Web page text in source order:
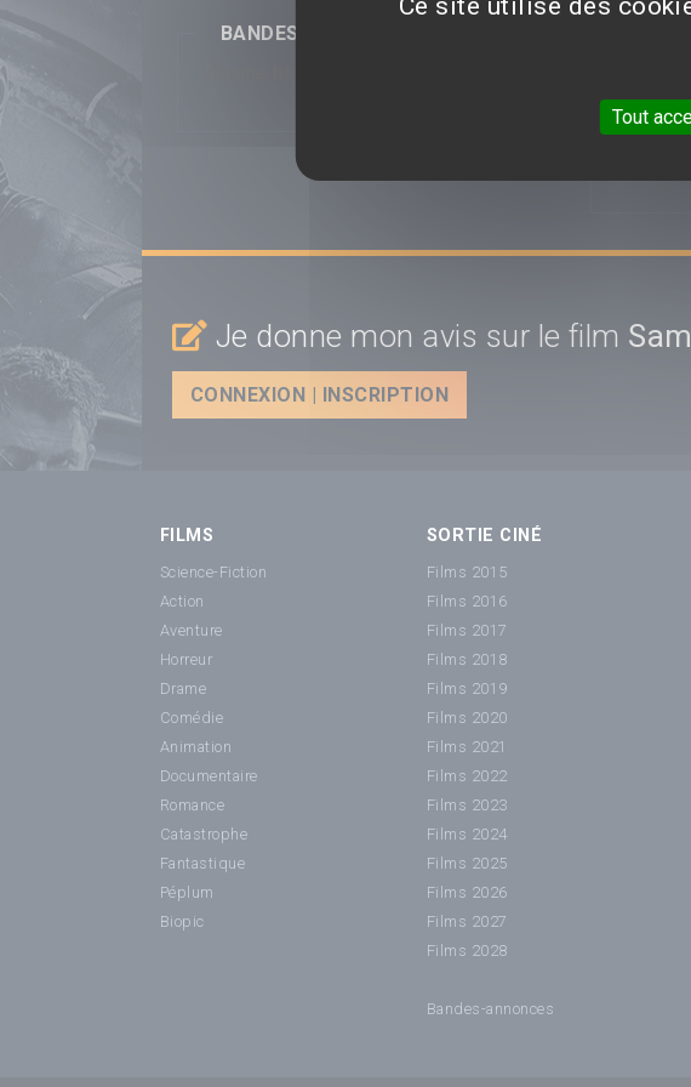
BANDES-ANNONCES
Je donne mon avis sur le film
CONNEXION | INSCRIPTION
FILMS
Science-Fiction
Action
Aventure
Horreur
Drame
Comédie
Animation
Documentaire
Romance
Catastrophe
Fantastique
Péplum
Biopic
SORTIE CINÉ
Films 2015
Films 2016
Films 2017
Films 2018
Films 2019
Films 2020
Films 2021
Films 2022
Films 2023
Films 2024
Films 2025
Films 2026
Films 2027
Films 2028
Bandes-annonces
Tout